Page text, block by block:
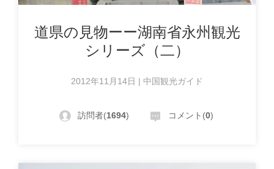
道県の見物ーー湖南省永州観光
シリーズ（二）
2012年11月14日 | 中国観光ガイド
訪問者(1694) コメント(0)